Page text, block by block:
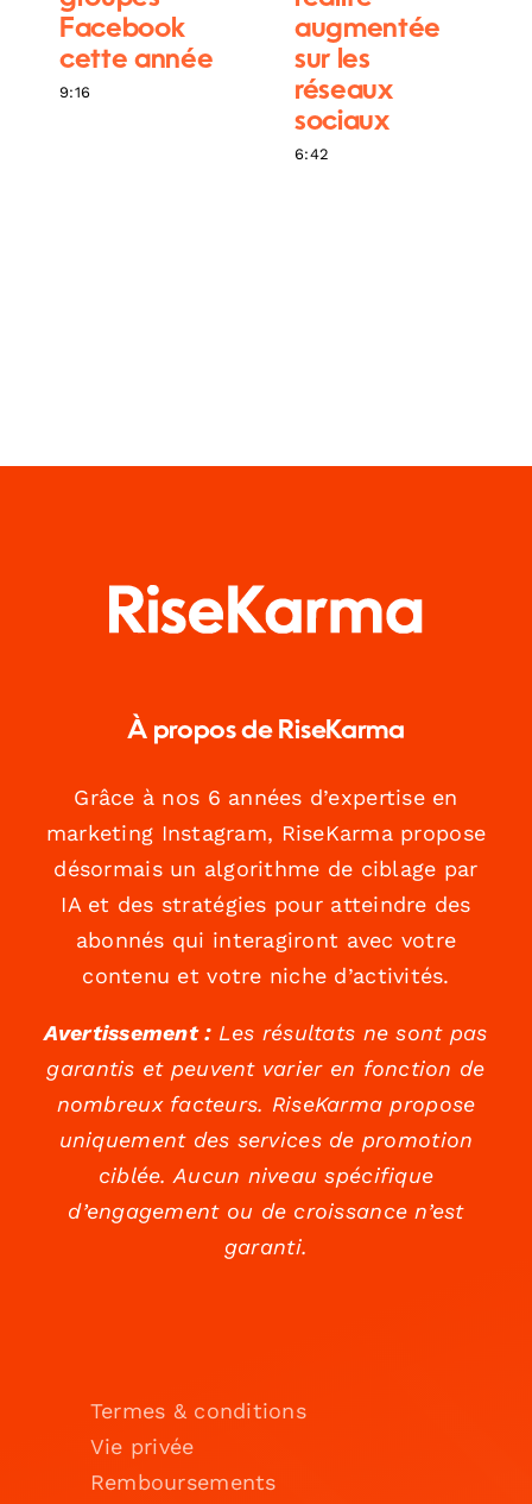
Facebook
cette année
9:16
augmentée
sur les
réseaux
sociaux
6:42
À propos de RiseKarma
Grâce à nos 6 années d’expertise en
marketing Instagram, RiseKarma propose
désormais un algorithme de ciblage par
IA et des stratégies pour atteindre des
abonnés qui interagiront avec votre
contenu et votre niche d’activités.
Avertissement :Les résultats ne sont pas
garantis et peuvent varier en fonction de
nombreux facteurs. RiseKarma propose
uniquement des services de promotion
ciblée. Aucun niveau spécifique
d’engagement ou de croissance n’est
garanti.
Termes & conditions
Vie privée
Remboursements